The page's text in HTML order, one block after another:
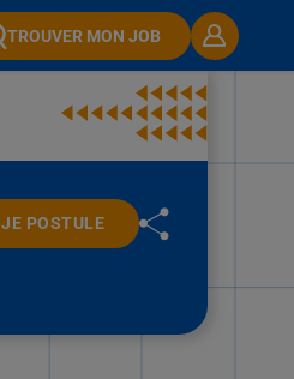
TROUVER MON JOB
JE POSTULE